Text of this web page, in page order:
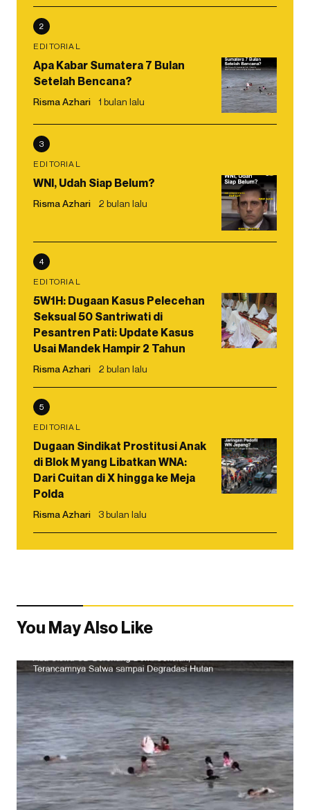
2
EDITORIAL
Apa Kabar Sumatera 7 Bulan
Setelah Bencana?
Risma Azhari 1 bulan lalu
3
EDITORIAL
WNI, Udah Siap Belum?
Risma Azhari 2 bulan lalu
4
EDITORIAL
5W1H: Dugaan Kasus Pelecehan
Seksual 50 Santriwati di
Pesantren Pati: Update Kasus
Usai Mandek Hampir 2 Tahun
Risma Azhari 2 bulan lalu
5
EDITORIAL
Dugaan Sindikat Prostitusi Anak
di Blok M yang Libatkan WNA:
Dari Cuitan di X hingga ke Meja
Polda
Risma Azhari 3 bulan lalu
You May Also Like